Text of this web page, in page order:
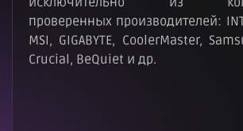
проверенных производителей:
MSI, GIGABYTE, CoolerMaster,
Crucial, BeQuiet и др.